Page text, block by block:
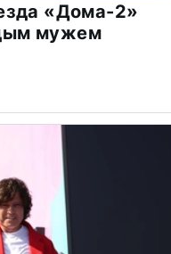
«Дома-2»
мужем